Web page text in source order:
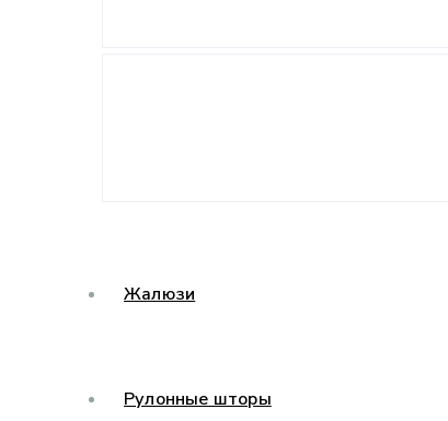
Жалюзи
Рулонные шторы